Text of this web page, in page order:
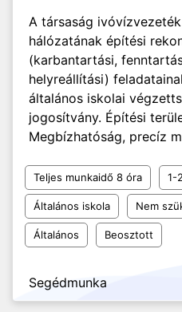
A társaság ivóvízvezeték
hálózatának építési
(karbantartási,
helyreállítási)
általános iskolai
jogosítvány. Építési
Megbízhatóság, precíz
Teljes munkaidő 8 óra 1-
Általános iskola Nem
Általános Beosztott
Segédmunka